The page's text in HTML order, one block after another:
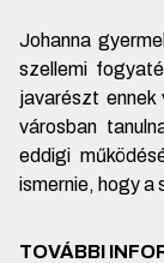
Johanna
szellemi
javarészt
városban
eddigi
ismernie, hogy a
TOVÁBBI